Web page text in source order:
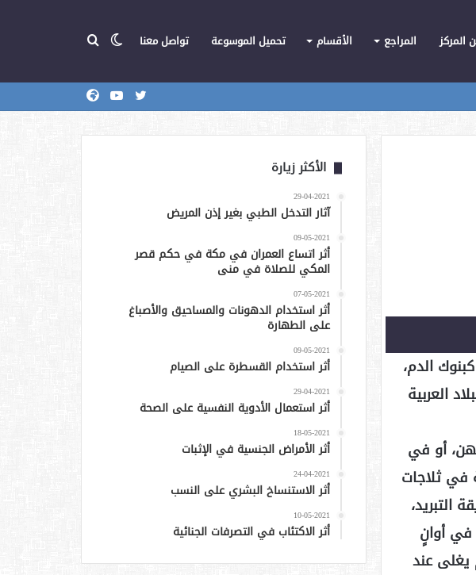
المركز المراجع الأقسام تحميل الموسوعة تواصل معنا الوضع
يوتيوب تويتر
الدم،
العربية
أو في
في ثلاجات
بطريقة التبريد،
في أوانٍ
يغلى عند
الأكثر زيارة
29-04-2021
آثار التدخل الطبي بغير إذن المريض
09-05-2021
أثر اتساع العمران في مكة في حكم قصر
المكي للصلاة في منى
07-05-2021
أثر استخدام الدهونات والمساحيق والأصباغ
على الطهارة
09-05-2021
أثر استخدام القسطرة على الصيام
29-04-2021
أثر استعمال الأدوية النفسية على الصحة
18-05-2021
أثر الأمراض الجنسية في الإثبات
24-04-2021
أثر الاستنساخ البشري على النسب
10-05-2021
أثر الاكتئاب في التصرفات الجنائية